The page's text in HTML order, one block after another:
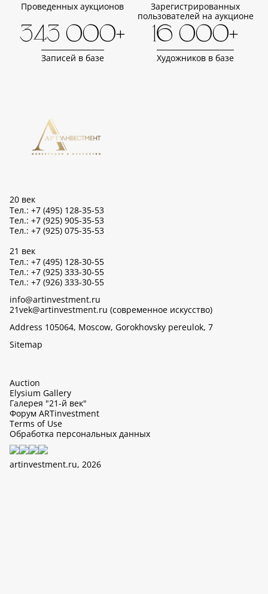
Проведенных аукционов
Зарегистрированных
пользователей на аукционе
343 000+
Записей в базе
16 000+
Художников в базе
20 век
Тел.: +7 (495) 128-35-53
Тел.: +7 (925) 905-35-53
Тел.: +7 (925) 075-35-53
21 век
Тел.: +7 (495) 128-30-55
Тел.: +7 (925) 333-30-55
Тел.: +7 (926) 333-30-55
info@artinvestment.ru
21vek@artinvestment.ru (современное искусство)
Address 105064, Moscow, Gorokhovsky pereulok, 7
Sitemap
Auction
Elysium Gallery
Галерея "21-й век"
Форум ARTinvestment
Terms of Use
Обработка персональных данных
artinvestment.ru, 2026